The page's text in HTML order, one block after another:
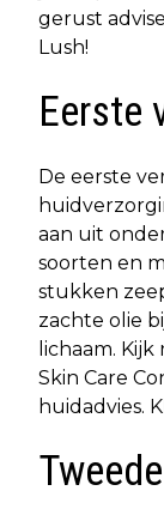
gerust
Lush!
Eerste
De eerste
aan uit
soorten en
stukken
zachte olie
lichaam.
Skin Care
huidadvies.